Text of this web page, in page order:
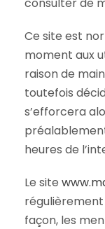
Ce site est
moment aux
raison de
toutefois
s’efforcera
heures de
Le site
régulièrement
façon, les